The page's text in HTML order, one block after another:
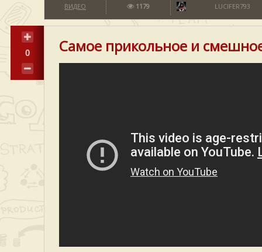
ВИДЕО 1179 LUCIFER793
0 Самое прикольное и